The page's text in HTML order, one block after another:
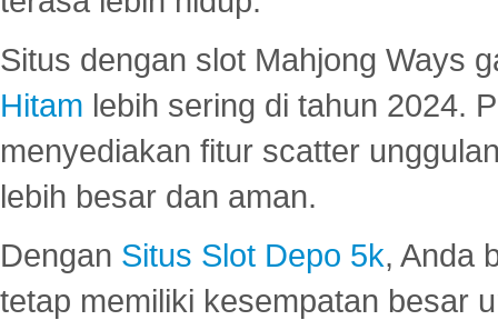
Situs dengan slot Mahjong Ways
Hitam lebih sering di tahun 2024.
menyediakan fitur scatter
lebih besar dan aman.
Dengan Situs Slot Depo 5k, Anda
tetap memiliki kesempatan besar